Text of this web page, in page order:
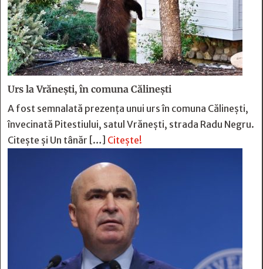
Urs la Vrănești, în comuna Călinești
A fost semnalată prezența unui urs în comuna Călinești,
învecinată Pitestiului, satul Vrănești, strada Radu Negru.
Citește și Un tânăr […] Citește!